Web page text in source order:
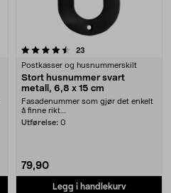
23
Postkasser og husnummerskilt
Stort husnummer svart
metall, 6,8 x 15 cm
Fasadenummer som gjør det enkelt
å finne rikt....
Utførelse: 0
79,90
Legg i handlekurv